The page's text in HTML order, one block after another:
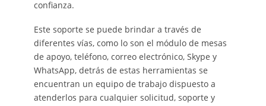
confianza.
Este soporte se puede brindar a través de
diferentes vías, como lo son el módulo de mesas
de apoyo, teléfono, correo electrónico, Skype y
WhatsApp, detrás de estas herramientas se
encuentran un equipo de trabajo dispuesto a
atenderlos para cualquier solicitud, soporte y